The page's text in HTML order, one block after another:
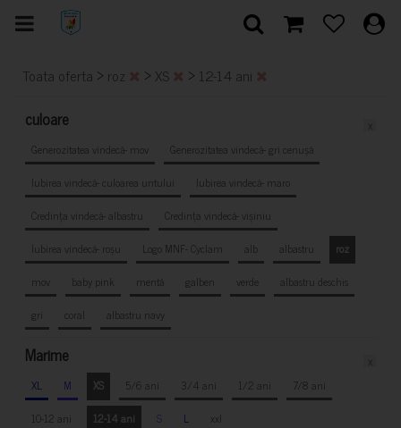
Toata oferta > roz > XS > 12-14 ani
culoare
Generozitatea vindecă- mov
Generozitatea vindecă- gri cenușă
Iubirea vindecă- culoarea untului
Iubirea vindecă- maro
Credința vindecă- albastru
Credința vindecă- vișiniu
Iubirea vindecă- roșu
Logo MNF- Cyclam alb albastru
roz
mov
baby pink mentă galben verde
albastru deschis
gri
coral albastru navy
Marime
XL M XS 5/6 ani 3/4 ani 1/2 ani
7/8 ani
10-12 ani
12-14 ani S L xxl